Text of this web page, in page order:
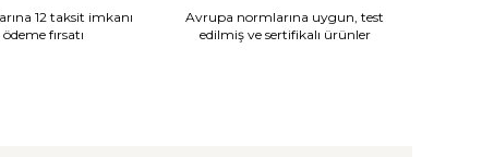
12 taksit imkanı
fırsatı
Avrupa normlarına uygun, test
edilmiş ve sertifikalı ürünler